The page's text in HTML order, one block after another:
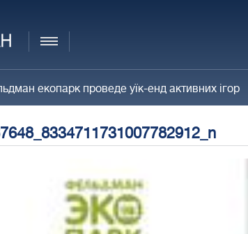
екопарк проведе уїк-енд активних ігор